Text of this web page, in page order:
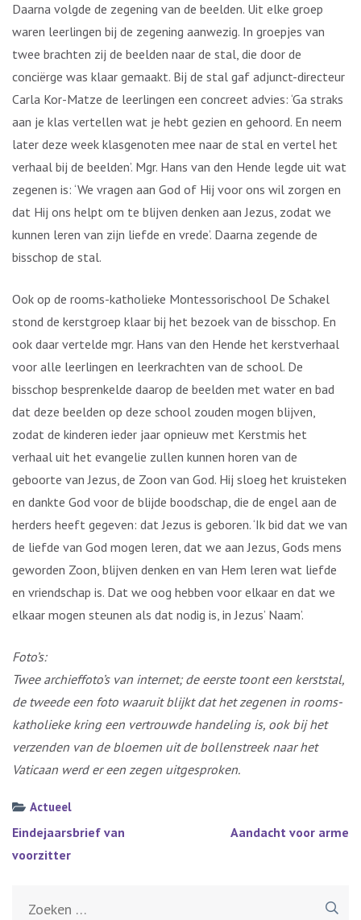
Daarna volgde de zegening van de beelden. Uit elke groep
waren leerlingen bij de zegening aanwezig. In groepjes van
twee brachten zij de beelden naar de stal, die door de
conciërge was klaar gemaakt. Bij de stal gaf adjunct-directeur
Carla Kor-Matze de leerlingen een concreet advies: ‘Ga straks
aan je klas vertellen wat je hebt gezien en gehoord. En neem
later deze week klasgenoten mee naar de stal en vertel het
verhaal bij de beelden’. Mgr. Hans van den Hende legde uit wat
zegenen is: ‘We vragen aan God of Hij voor ons wil zorgen en
dat Hij ons helpt om te blijven denken aan Jezus, zodat we
kunnen leren van zijn liefde en vrede’. Daarna zegende de
bisschop de stal.
Ook op de rooms-katholieke Montessorischool De Schakel
stond de kerstgroep klaar bij het bezoek van de bisschop. En
ook daar vertelde mgr. Hans van den Hende het kerstverhaal
voor alle leerlingen en leerkrachten van de school. De
bisschop besprenkelde daarop de beelden met water en bad
dat deze beelden op deze school zouden mogen blijven,
zodat de kinderen ieder jaar opnieuw met Kerstmis het
verhaal uit het evangelie zullen kunnen horen van de
geboorte van Jezus, de Zoon van God. Hij sloeg het kruisteken
en dankte God voor de blijde boodschap, die de engel aan de
herders heeft gegeven: dat Jezus is geboren. ‘Ik bid dat we van
de liefde van God mogen leren, dat we aan Jezus, Gods mens
geworden Zoon, blijven denken en van Hem leren wat liefde
en vriendschap is. Dat we oog hebben voor elkaar en dat we
elkaar mogen steunen als dat nodig is, in Jezus’ Naam’.
Foto’s:
Twee archieffoto’s van internet; de eerste toont een kerststal,
de tweede een foto waaruit blijkt dat het zegenen in rooms-
katholieke kring een vertrouwde handeling is, ook bij het
verzenden van de bloemen uit de bollenstreek naar het
Vaticaan werd er een zegen uitgesproken.
Actueel
Bericht
navigatie
Eindejaarsbrief van
voorzitter
Aandacht voor arme